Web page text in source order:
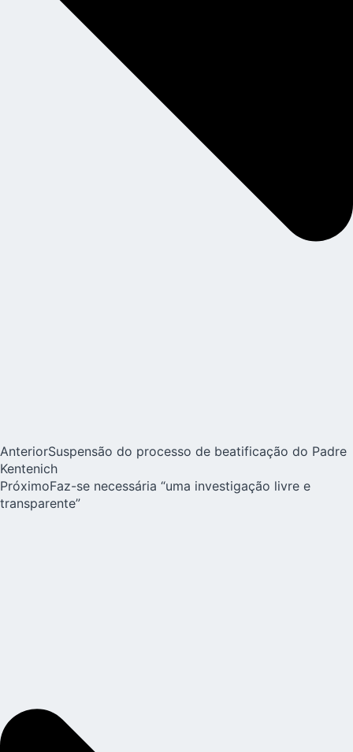
AnteriorSuspensão do processo de beatificação do Padre
Kentenich
PróximoFaz-se necessária “uma investigação livre e
transparente”